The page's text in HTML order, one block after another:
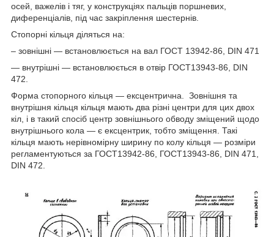
осей, важелів і тяг, у конструкціях пальців поршневих,
диференціалів, під час закріплення шестернів.
Стопорні кільця діляться на:
– зовнішні — встановлюється на вал ГОСТ 13942-86, DIN 471
— внутрішні — встановлюється в отвір ГОСТ13943-86, DIN
472.
Форма стопорного кільця — ексцентрична. Зовнішня та
внутрішня кільця кільця мають два різні центри для цих двох
кіл, і в такий спосіб центр зовнішнього обводу зміщений щодо
внутрішнього кола — є ексцентрик, тобто зміщення. Такі
кільця мають нерівномірну ширину по колу кільця — розміри
регламентуються за ГОСТ13942-86, ГОСТ13943-86, DIN 471,
DIN 472.